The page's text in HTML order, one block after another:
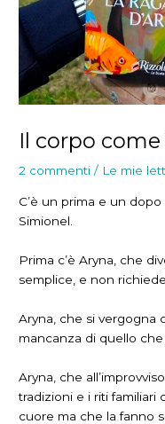
Il corpo
2 commenti / Le mie
C’è un prima e un dopo
Simionel.
Prima c’è Aryna, che
semplice, e non
Aryna, che si vergogna
mancanza di quello
Aryna, che
tradizioni e i riti familiari
cuore ma che la fanno